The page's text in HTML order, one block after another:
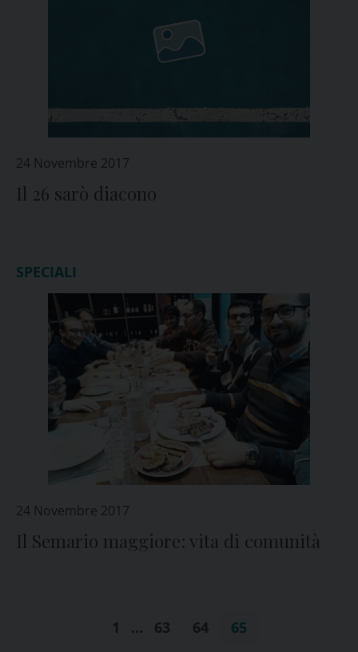
24 Novembre 2017
Il 26 sarò diacono
SPECIALI
24 Novembre 2017
Il Semario maggiore: vita di comunità
1 … 63 64
65